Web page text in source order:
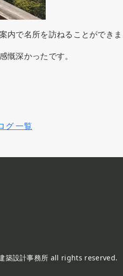
内で名所を訪ねることができ
深かったです。
グ 一覧
築設計事務所 all rights